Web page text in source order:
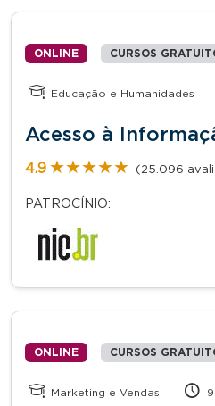
ONLINE CURSOS
Educação e Humanidades
Acesso à
4.9 ★★★★★
★★★★★ (25.096
PATROCÍNIO:
ONLINE CURSOS
Marketing e Vendas